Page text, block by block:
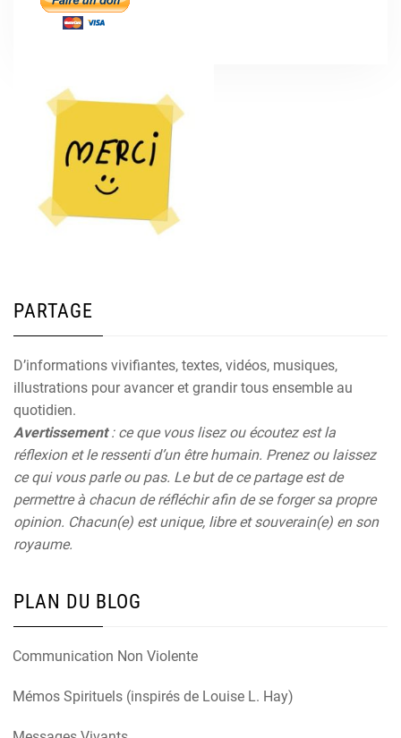
PARTAGE
D’informations vivifiantes, textes, vidéos, musiques,
illustrations pour avancer et grandir tous ensemble au
quotidien.
Avertissement: ce que vous lisez ou écoutez est la
réflexion et le ressenti d’un être humain. Prenez ou laissez
ce qui vous parle ou pas. Le but de ce partage est de
permettre à chacun de réfléchir afin de se forger sa propre
opinion. Chacun(e) est unique, libre et souverain(e) en son
royaume.
PLAN DU BLOG
Communication Non Violente
Mémos Spirituels (inspirés de Louise L. Hay)